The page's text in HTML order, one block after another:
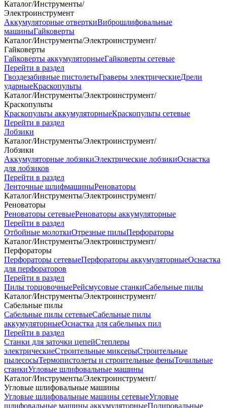
Каталог/Инструменты/
Электроинструмент
Аккумуляторные отверткиВиброшлифовальные
машиныГайковерты
Каталог/Инструменты/Электроинструмент/
Гайковерты
Гайковерты аккумуляторныеГайковерты сетевые
Перейти в раздел
Гвоздезабивные пистолетыГраверы электрическиеДрели
ударныеКраскопульты
Каталог/Инструменты/Электроинструмент/
Краскопульты
Краскопульты аккумуляторныеКраскопульты сетевые
Перейти в раздел
Лобзики
Каталог/Инструменты/Электроинструмент/
Лобзики
Аккумуляторные лобзикиЭлектрические лобзикиОснастка
для лобзиков
Перейти в раздел
Ленточные шлифмашиныРеноваторы
Каталог/Инструменты/Электроинструмент/
Реноваторы
Реноваторы сетевыеРеноваторы аккумуляторные
Перейти в раздел
Отбойные молоткиОтрезные пилыПерфораторы
Каталог/Инструменты/Электроинструмент/
Перфораторы
Перфораторы сетевыеПерфораторы аккумуляторныеОснастка
для перфораторов
Перейти в раздел
Пилы торцовочныеРейсмусовые станкиСабельные пилы
Каталог/Инструменты/Электроинструмент/
Сабельные пилы
Сабельные пилы сетевыеСабельные пилы
аккумуляторныеОснастка для сабельных пил
Перейти в раздел
Станки для заточки цепейСтеплеры
электрическиеСтроительные миксерыСтроительные
пылесосыТермопистолеты и строительные феныТочильные
станкиУгловые шлифовальные машины
Каталог/Инструменты/Электроинструмент/
Угловые шлифовальные машины
Угловые шлифовальные машины сетевыеУгловые
шлифовальные машины аккумуляторныеПолировальные